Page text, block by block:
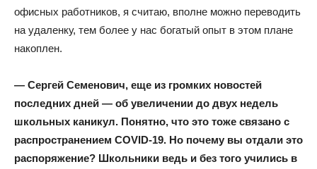
офисных работников, я считаю, вполне можно переводить
на удаленку, тем более у нас богатый опыт в этом плане
накоплен.
— Сергей Семенович, еще из громких новостей
последних дней — об увеличении до двух недель
школьных каникул. Понятно, что это тоже связано с
распространением COVID-19. Но почему вы отдали это
распоряжение? Школьники ведь и без того учились в